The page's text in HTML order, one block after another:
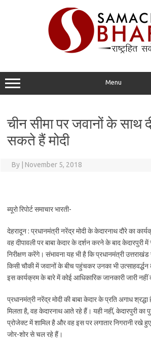
Menu
चीन सीमा पर जवानों के साथ
सकते हैं मोदी
By November 5, 2018
ब्यूरो रिपोर्ट समाचार भारती-
देहरादून : प्रधानमंत्री नरेंद्र मोदी के केदारनाथ दौरे का
वह दीपावली पर बाबा केदार के दर्शन करने के बाद केदारपुरी में
निरीक्षण करेंगे। संभावना यह भी है कि प्रधानमंत्री
किसी चौकी में जवानों के बीच पहुंचकर उनका भी
इस कार्यक्रम के बारे में कोई आधिकारिक जानकारी जारी नहीं
प्रधानमंत्री नरेंद्र मोदी की बाबा केदार के प्रति अगाध
मिलता है, वह केदारनाथ आते रहे हैं। यही नहीं, केदारपुरी का
प्रोजेक्ट में शामिल है और वह इस पर लगातार निगरानी रखे
जोर-शोर से चल रहे हैं।